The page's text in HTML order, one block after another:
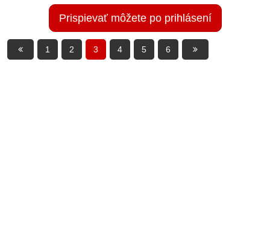
Prispievať môžete po prihlásení
1 2 3 4 5 6